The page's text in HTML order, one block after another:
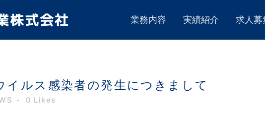
業務内容 実績紹介 求人募
イルス感染者の発生につきまして
0 Likes